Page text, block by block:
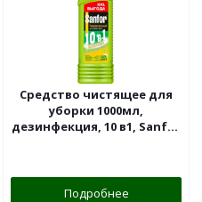
Средство чистящее для
уборки 1000мл,
дезинфекция, 10 в1, Sanfor
Подробнее